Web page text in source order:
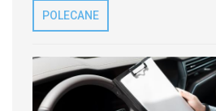
POLECANE